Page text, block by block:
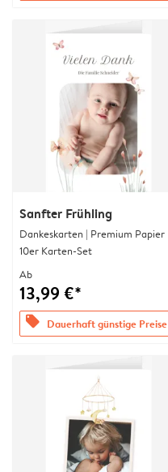
Sanfter Frühling
Dankeskarten | Premium Papier
10er Karten-Set
Ab
13,99 €*
offers Dauerhaft günstige Preise